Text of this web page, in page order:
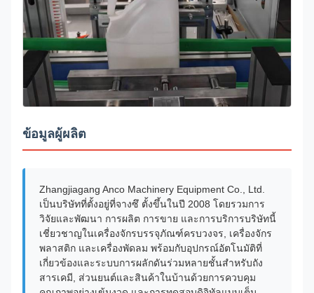
ข้อมูลผู้ผลิต
Zhangjiagang Anco Machinery Equipment Co., Ltd.
เป็นบริษัทที่ตั้งอยู่ที่จางซึ ตั้งขึ้นในปี 2008 โดยรวมการ
วิจัยและพัฒนา การผลิต การขาย และการบริการบริษัทนี้
เชี่ยวชาญในเครื่องจักรบรรจุภัณฑ์ครบวงจร, เครื่องจักร
พลาสติก และเครื่องพัดลม พร้อมกับอุปกรณ์อัตโนมัติที่
เกี่ยวข้องและระบบการผลักดันร่วมหลายชั้นสําหรับถัง
สารเคมี, ส่วนยนต์และสินค้าในบ้านด้วยการควบคุม